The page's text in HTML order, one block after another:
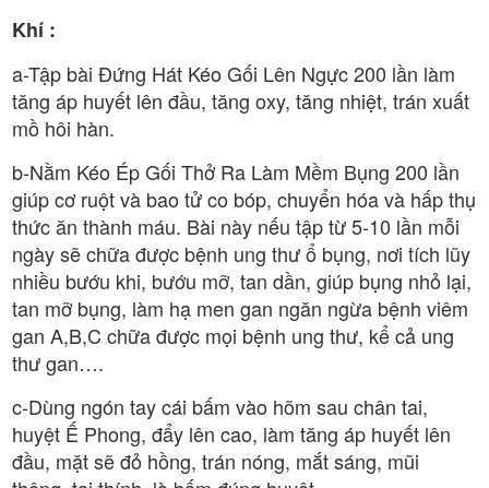
Khí :
a-Tập bài Đứng Hát Kéo Gối Lên Ngực 200 lần làm
tăng áp huyết lên đầu, tăng oxy, tăng nhiệt, trán xuất
mồ hôi hàn.
b-Nằm Kéo Ép Gối Thở Ra Làm Mềm Bụng 200 lần
giúp cơ ruột và bao tử co bóp, chuyển hóa và hấp thụ
thức ăn thành máu. Bài này nếu tập từ 5-10 lần mỗi
ngày sẽ chữa được bệnh ung thư ổ bụng, nơi tích lũy
nhiều bướu khi, bướu mỡ, tan dần, giúp bụng nhỏ lại,
tan mỡ bụng, làm hạ men gan ngăn ngừa bệnh viêm
gan A,B,C chữa được mọi bệnh ung thư, kể cả ung
thư gan….
c-Dùng ngón tay cái bấm vào hõm sau chân tai,
huyệt Ế Phong, đẩy lên cao, làm tăng áp huyết lên
đầu, mặt sẽ đỏ hồng, trán nóng, mắt sáng, mũi